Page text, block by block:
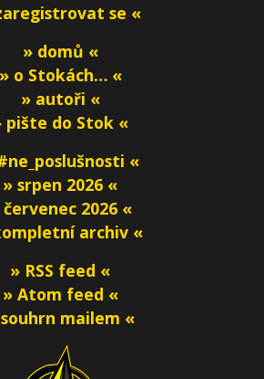
se «
» domů «
» o Stokách… «
» autoři «
pište do Stok «
«
» srpen 2026 «
červenec 2026 «
archiv «
» RSS feed «
» Atom feed «
mailem «